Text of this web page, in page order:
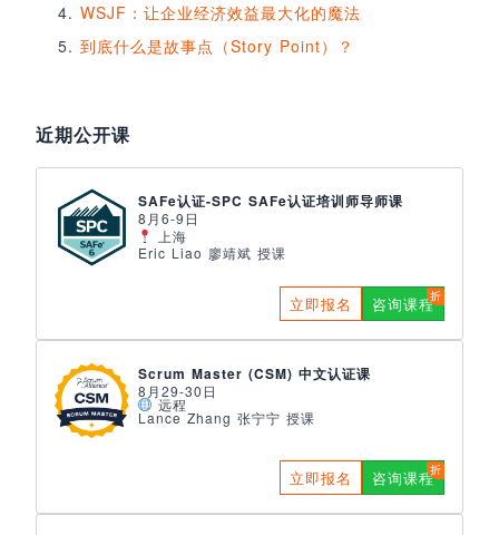
WSJF：让企业经济效益最大化的魔法
到底什么是故事点（Story Point）？
近期公开课
SAFe认证-SPC SAFe认证培训师导师课
8月6-9日
上海
Eric Liao 廖靖斌 授课
立即报名 咨询课程
Scrum Master (CSM) 中文认证课
8月29-30日
远程
Lance Zhang 张宁宁 授课
立即报名 咨询课程